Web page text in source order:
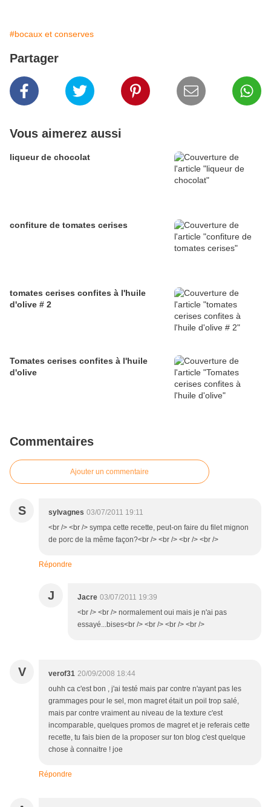
#bocaux et conserves
Partager
Vous aimerez aussi
liqueur de chocolat
confiture de tomates cerises
tomates cerises confites à l'huile
d'olive # 2
Tomates cerises confites à l'huile
d'olive
Commentaires
Ajouter un commentaire
S sylvagnes 03/07/2011 19:11
<br /> <br /> sympa cette recette, peut-on faire du filet mignon
de porc de la même façon?<br /> <br /> <br /> <br />
Répondre
J Jacre 03/07/2011 19:39
<br /> <br /> normalement oui mais je n'ai pas
essayé...bises<br /> <br /> <br /> <br />
V verof31 20/09/2008 18:44
ouhh ca c'est bon , j'ai testé mais par contre n'ayant pas les
grammages pour le sel, mon magret était un poil trop salé,
mais par contre vraiment au niveau de la texture c'est
incomparable, quelques promos de magret et je referais cette
recette, tu fais bien de la proposer sur ton blog c'est quelque
chose à connaitre ! joe
Répondre